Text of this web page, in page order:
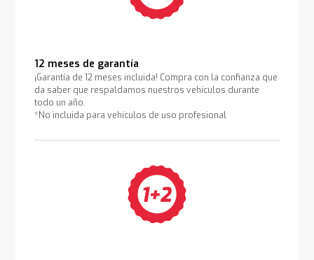
12 meses de garantía
¡Garantía de 12 meses incluida! Compra con la confianza que
da saber que respaldamos nuestros vehículos durante
todo un año.
*No incluida para vehículos de uso profesional